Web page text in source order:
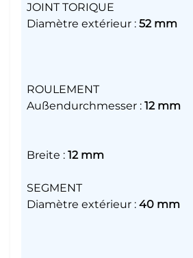
JOINT TORIQUE
Diamètre extérieur : 52 mm
ROULEMENT
Außendurchmesser : 12 mm
Breite : 12 mm
SEGMENT
Diamètre extérieur : 40 mm